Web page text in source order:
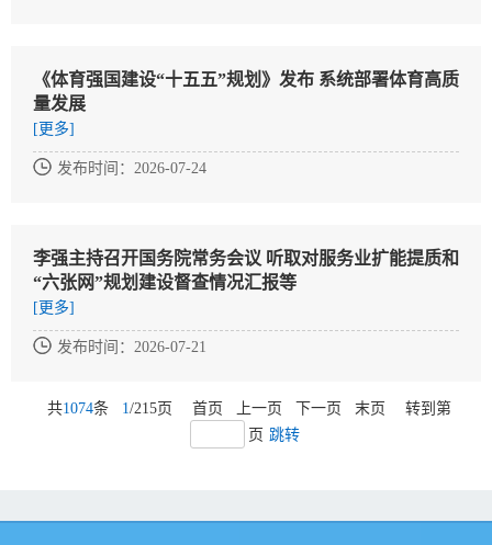
《体育强国建设“十五五”规划》发布 系统部署体育高质
量发展
[更多]
发布时间：2026-07-24
李强主持召开国务院常务会议 听取对服务业扩能提质和
“六张网”规划建设督查情况汇报等
[更多]
发布时间：2026-07-21
共1074条 1/215页 首页 上一页 下一页 末页
转到第
页 跳转